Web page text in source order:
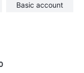
Basic account